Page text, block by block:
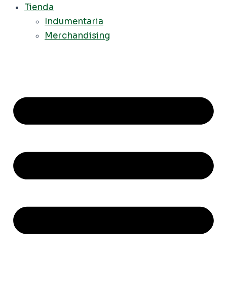
Tienda
Indumentaria
Merchandising